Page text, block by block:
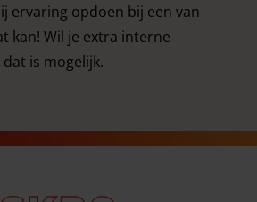
ervaring opdoen bij een van
kan! Wil je extra interne
is mogelijk.